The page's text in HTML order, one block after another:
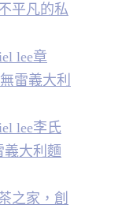
平凡的私
lee章
雷義大利
lee李氏
義大利麵
之家，創